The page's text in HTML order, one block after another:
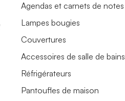
Agendas et carnets de notes
Lampes bougies
Couvertures
Accessoires de salle de bains
Réfrigérateurs
Pantoufles de maison